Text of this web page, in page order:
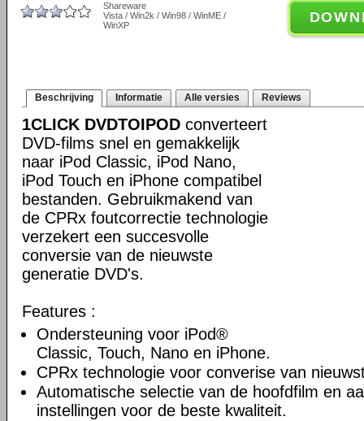
Shareware
Vista / Win2k / Win98 / WinME /
WinXP
Beschrijving Informatie Alle versies Reviews
1CLICK DVDTOIPOD converteert
DVD-films snel en gemakkelijk
naar iPod Classic, iPod Nano,
iPod Touch en iPhone compatibel
bestanden. Gebruikmakend van
de CPRx foutcorrectie technologie
verzekert een succesvolle
conversie van de nieuwste
generatie DVD's.
Features :
Ondersteuning voor iPod®
Classic, Touch, Nano en iPhone.
CPRx technologie voor converise van
Automatische selectie van de hoofdfilm en
instellingen voor de beste kwaliteit.